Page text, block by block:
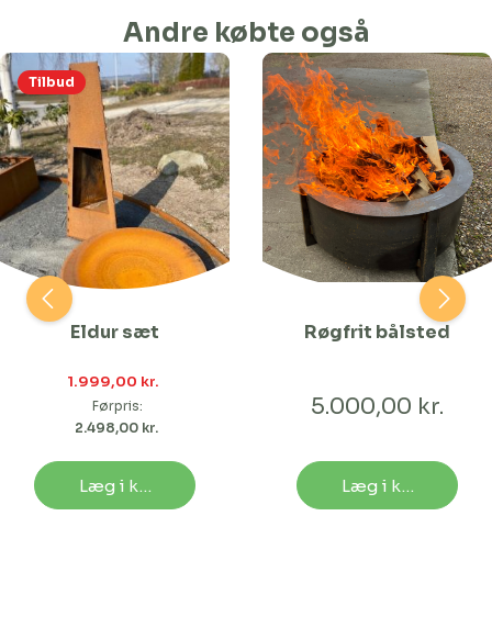
Andre købte også
Tilbud
Eldur sæt
1.999,00 kr.
Førpris:
2.498,00 kr.
Læg i kurv
Røgfrit bålsted
5.000,00 kr.
Læg i kurv